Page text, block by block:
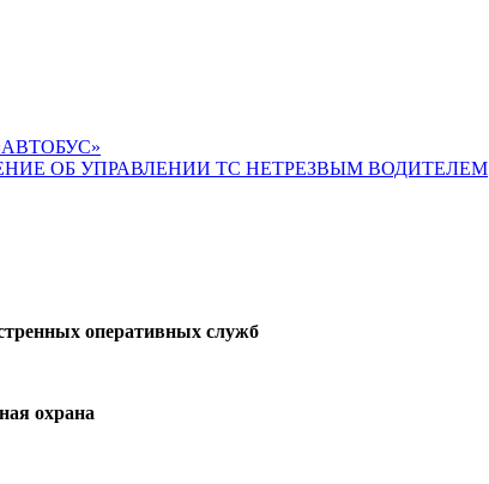
ОБ УПРАВЛЕНИИ ТС НЕТРЕЗВЫМ ВОДИТЕЛЕМ
оперативных служб
охрана